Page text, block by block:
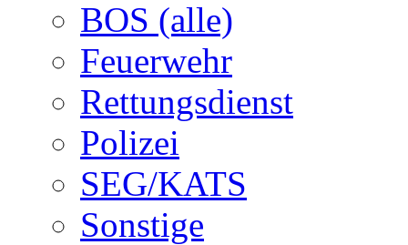
BOS (alle)
Feuerwehr
Rettungsdienst
Polizei
SEG/KATS
Sonstige